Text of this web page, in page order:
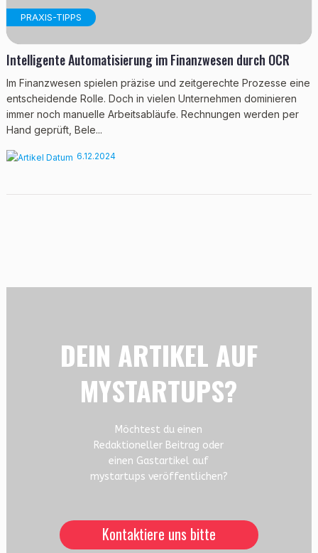
PRAXIS-TIPPS
Intelligente Automatisierung im Finanzwesen durch OCR
Im Finanzwesen spielen präzise und zeitgerechte Prozesse eine
entscheidende Rolle. Doch in vielen Unternehmen dominieren
immer noch manuelle Arbeitsabläufe. Rechnungen werden per
Hand geprüft, Bele...
6.12.2024
DEIN ARTIKEL AUF
MYSTARTUPS?
Möchtest du einen
Redaktioneller Beitrag oder
einen Gastartikel auf
mystartups veröffentlichen?
Kontaktiere uns bitte